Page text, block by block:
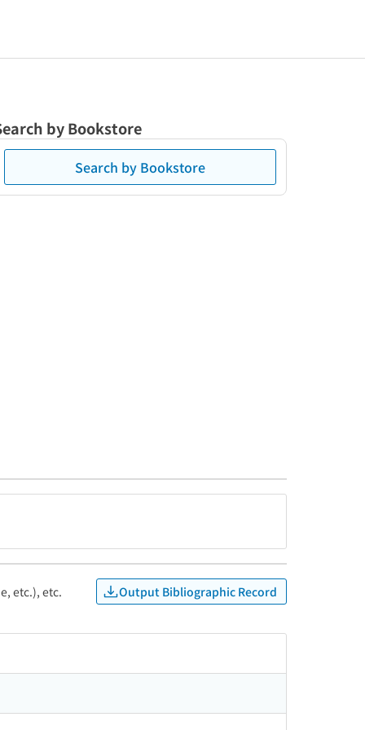
by Bookstore
Search by Bookstore
etc.), etc. Output Bibliographic Record